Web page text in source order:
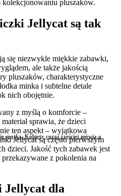
spotka. Kobiety coraz częściej mówią o
kolekcjonowaniu pluszaków.
Jellycat są tak
się niezwykle miękkie zabawki,
ale także jakością
pluszaków, charakterystyczne
minka i subtelne detale
nich obojętnie.
z myślą o komforcie –
sprawia, że dzieci
ten aspekt – wyjątkowa
Jellycat są często pierwszym
dzieci. Jakość tych zabawek jest
z pokolenia na
Jellycat dla